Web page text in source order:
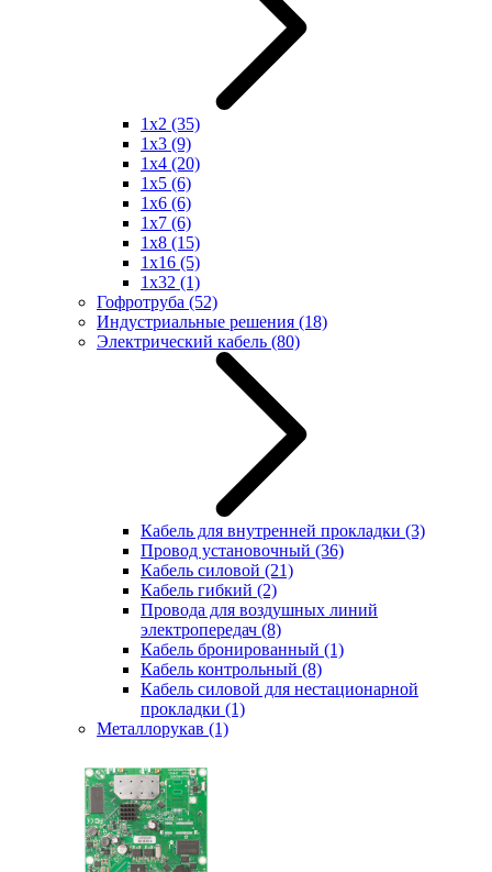
1x2 (35)
1x3 (9)
1x4 (20)
1x5 (6)
1x6 (6)
1x7 (6)
1x8 (15)
1x16 (5)
1x32 (1)
Гофротруба (52)
Индустриальные решения (18)
Электрический кабель (80)
Кабель для внутренней прокладки (3)
Провод установочный (36)
Кабель силовой (21)
Кабель гибкий (2)
Провода для воздушных линий
электропередач (8)
Кабель бронированный (1)
Кабель контрольный (8)
Кабель силовой для нестационарной
прокладки (1)
Металлорукав (1)